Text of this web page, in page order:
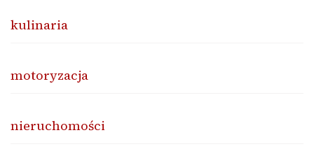
kulinaria
motoryzacja
nieruchomości